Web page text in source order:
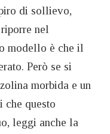
di sollievo,
nel
modello è che il
Però se si
morbida e un
che questo
leggi anche la